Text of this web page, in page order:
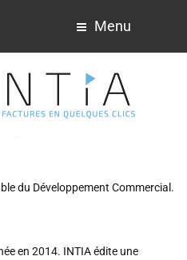
Menu
du Développement Commercial.
en 2014. INTIA édite une